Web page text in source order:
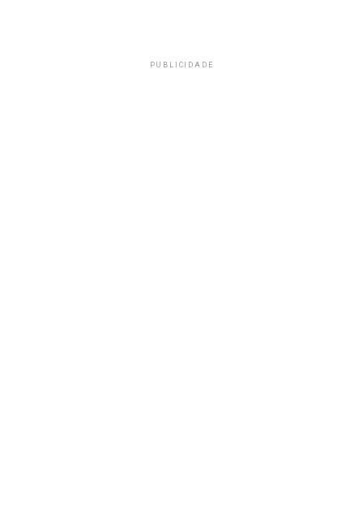
PUBLICIDADE